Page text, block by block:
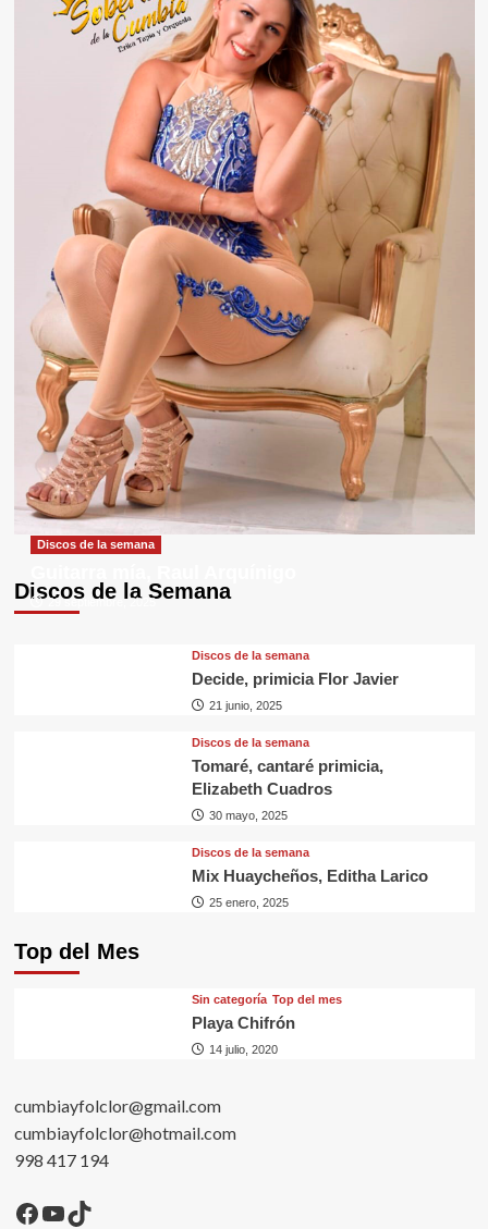
Discos de la Semana
Discos de la semana
29 septiembre, 2025
Discos de la semana
Decide, primicia Flor Javier
21 junio, 2025
Discos de la semana
Tomaré, cantaré primicia,
Elizabeth Cuadros
30 mayo, 2025
Discos de la semana
Mix Huaycheños, Editha Larico
25 enero, 2025
Top del Mes
Sin categorí­a Top del mes
Playa Chifrón
14 julio, 2020
cumbiayfolclor@gmail.com
cumbiayfolclor@hotmail.com
998 417 194
Facebook
YouTube
TikTok